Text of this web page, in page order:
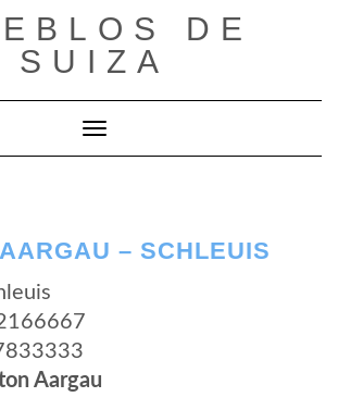
DE
SUIZA
Cambiar modo de navegación
– SCHLEUIS
Aargau